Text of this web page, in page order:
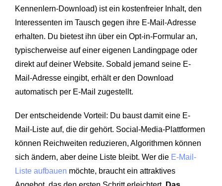
Kennenlern-Download) ist ein kostenfreier Inhalt, den
Interessenten im Tausch gegen ihre E-Mail-Adresse
erhalten. Du bietest ihn über ein Opt-in-Formular an,
typischerweise auf einer eigenen Landingpage oder
direkt auf deiner Website. Sobald jemand seine E-
Mail-Adresse eingibt, erhält er den Download
automatisch per E-Mail zugestellt.
Der entscheidende Vorteil: Du baust damit eine E-
Mail-Liste auf, die dir gehört. Social-Media-Plattformen
können Reichweiten reduzieren, Algorithmen können
sich ändern, aber deine Liste bleibt. Wer die E-Mail-
Liste aufbauen möchte, braucht ein attraktives